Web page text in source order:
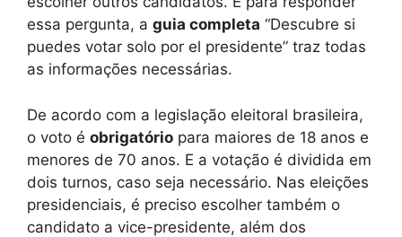
essa pergunta, a guia completa “Descubre si
puedes votar solo por el presidente” traz todas
as informações necessárias.
De acordo com a legislação eleitoral brasileira,
o voto é obrigatório para maiores de 18 anos e
menores de 70 anos. E a votação é dividida em
dois turnos, caso seja necessário. Nas eleições
presidenciais, é preciso escolher também o
candidato a vice-presidente, além dos